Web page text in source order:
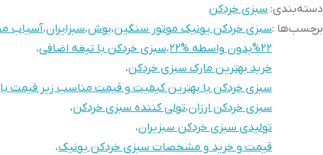
دسته‌بندی: سبزی خردکن
برچسب‌ها :سبزی خردکن یونیک موتور سنگین،بوش،سبزایران،آسیاب
%22بدون واسطه %22
،سبزی خردکن با تیغه اضافی،
خرید بهترین مارک سبزی خردکن،
سبزی خردکن با بهترین کیفیت و قیمت مناسب زیر قیمت
سبزی خردکن ارزان،تولی کننده سبزی خردکن،
تولیدی سبزی خردکن سبزیران،
قیمت و خرید و مشخصات سبزی خردکن یونیک،